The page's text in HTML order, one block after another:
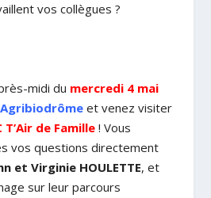
vos collègues ?
midi du mercredi 4 mai
Agribiodrôme et venez visiter
T’Air de Famille ! Vous
vos questions directement
et Virginie HOULETTE, et
sur leur parcours